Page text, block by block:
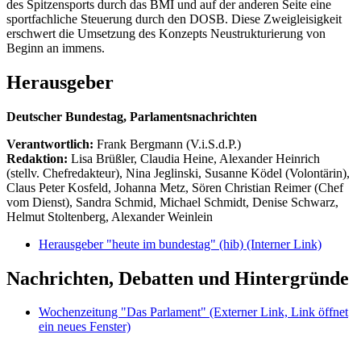
des Spitzensports durch das BMI und auf der anderen Seite eine
sportfachliche Steuerung durch den DOSB. Diese Zweigleisigkeit
erschwert die Umsetzung des Konzepts Neustrukturierung von
Beginn an immens.
Herausgeber
Deutscher Bundestag, Parlamentsnachrichten
Verantwortlich: Frank Bergmann (V.i.S.d.P.)
Redaktion: Lisa Brüßler, Claudia Heine, Alexander Heinrich
(stellv. Chefredakteur), Nina Jeglinski, Susanne Ködel (Volontärin),
Claus Peter Kosfeld, Johanna Metz, Sören Christian Reimer (Chef
vom Dienst), Sandra Schmid, Michael Schmidt, Denise Schwarz,
Helmut Stoltenberg, Alexander Weinlein
Herausgeber "heute im bundestag" (hib) (Interner Link)
Nachrichten, Debatten und Hintergründe
Wochenzeitung "Das Parlament" (Externer Link, Link öffnet
ein neues Fenster)